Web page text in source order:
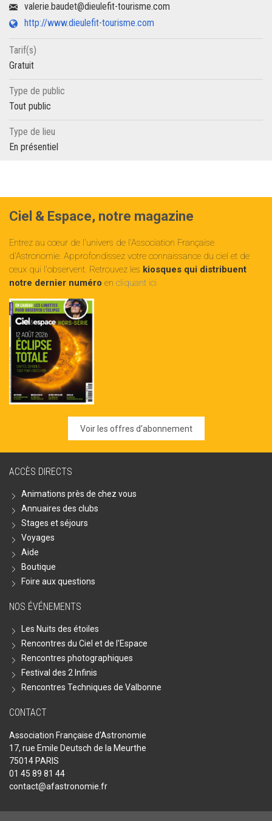
valerie.baudet@dieulefit-tourisme.com
http://www.dieulefit-tourisme.com
Tarif(s)
Gratuit
Type de public
Tout public
Type de lieu
En présentiel
Ciel & Espace, notre magazine
Entrez au cœur de l'univers de l'Association Française
d'Astronomie. Approfondissez votre connaissance du ciel et de
ceux qui l'observent. Retrouvez les kiosques qui distribuent
notre dernier numéro en cliquant ici
Voir les offres d'abonnement
ACCÈS DIRECTS
Animations près de chez vous
Annuaires des clubs
Stages et séjours
Voyages
Aide
Boutique
Foire aux questions
NOS ÉVÉNEMENTS
Les Nuits des étoiles
Rencontres du Ciel et de l'Espace
Rencontres photographiques
Festival des 2 Infinis
Rencontres Techniques de Valbonne
CONTACT
Association Française d'Astronomie
17, rue Emile Deutsch de la Meurthe
75014 PARIS
01 45 89 81 44
contact@afastronomie.fr